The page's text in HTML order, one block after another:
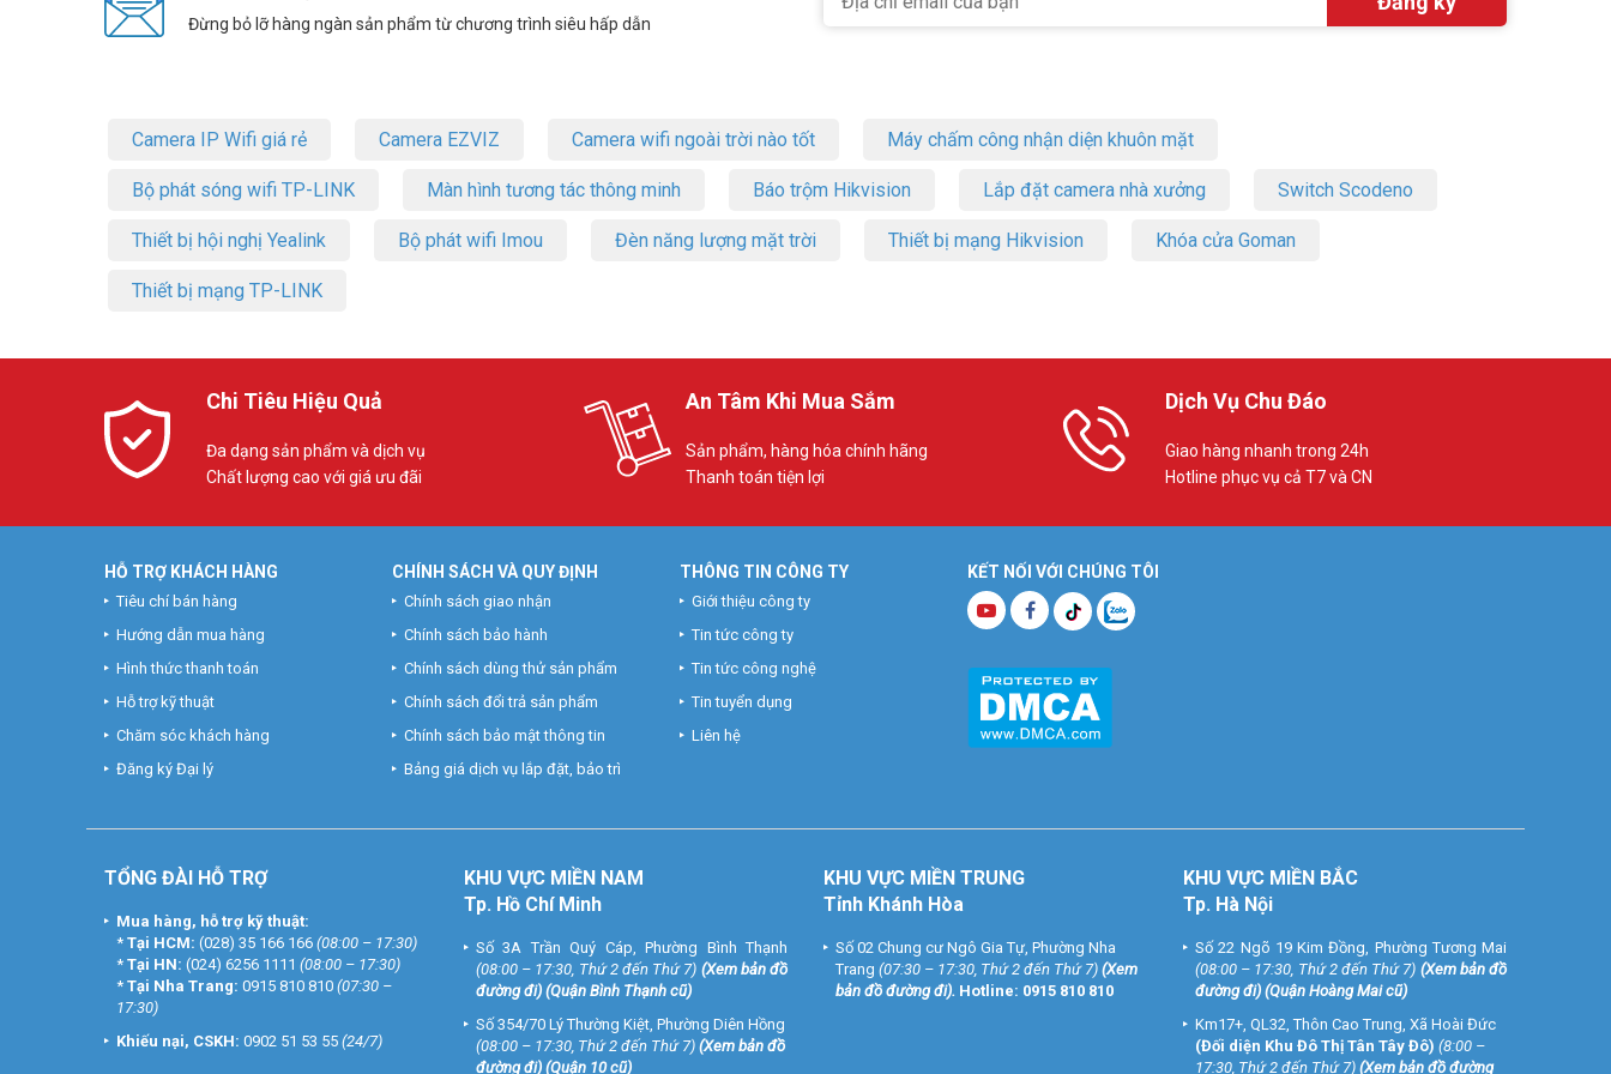
Đừng bỏ lỡ hàng ngàn sản phẩm từ chương trình siêu hấp dẫn
Camera IP Wifi giá rẻ Camera EZVIZ Camera wifi ngoài trời nào tốt Máy chấm công nhận diện khuôn mặt
Bộ phát sóng wifi TP-LINK Màn hình tương tác thông minh Báo trộm Hikvision Lắp đặt camera nhà xưởng Switch Scodeno
Thiết bị hội nghị Yealink Bộ phát wifi Imou Đèn năng lượng mặt trời Thiết bị mạng Hikvision Khóa cửa Goman
Thiết bị mạng TP-LINK
Chi Tiêu Hiệu Quả
Đa dạng sản phẩm và dịch vụ
Chất lượng cao với giá ưu đãi
An Tâm Khi Mua Sắm
Sản phẩm, hàng hóa chính hãng
Thanh toán tiện lợi
Dịch Vụ Chu Đáo
Giao hàng nhanh trong 24h
Hotline phục vụ cả T7 và CN
KẾT NỐI VỚI CHÚNG TÔI
HỖ TRỢ KHÁCH HÀNG
Tiêu chí bán hàng
Hướng dẫn mua hàng
Hình thức thanh toán
Hỗ trợ kỹ thuật
Chăm sóc khách hàng
Đăng ký Đại lý
CHÍNH SÁCH VÀ QUY ĐỊNH
Chính sách giao nhận
Chính sách bảo hành
Chính sách dùng thử sản phẩm
Chính sách đổi trả sản phẩm
Chính sách bảo mật thông tin
Bảng giá dịch vụ lắp đặt, bảo trì
THÔNG TIN CÔNG TY
Giới thiệu công ty
Tin tức công ty
Tin tức công nghệ
Tin tuyển dụng
Liên hệ
TỔNG ĐÀI HỖ TRỢ
Mua hàng, hỗ trợ kỹ thuật:
* Tại HCM: (028) 35 166 166 (08:00 – 17:30)
* Tại HN: (024) 6256 1111 (08:00 – 17:30)
* Tại Nha Trang: 0915 810 810 (07:30 –
17:30)
Khiếu nại, CSKH: 0902 51 53 55 (24/7)
KHU VỰC MIỀN NAM
Tp. Hồ Chí Minh
Số 3A Trần Quý Cáp, Phường Bình Thạnh
(08:00 – 17:30, Thứ 2 đến Thứ 7) (Xem bản đồ
đường đi) (Quận Bình Thạnh cũ)
Số 354/70 Lý Thường Kiệt, Phường Diên Hồng
(08:00 – 17:30, Thứ 2 đến Thứ 7) (Xem bản đồ
đường đi) (Quận 10 cũ)
KHU VỰC MIỀN TRUNG
Tỉnh Khánh Hòa
Số 02 Chung cư Ngô Gia Tự, Phường Nha
Trang (07:30 – 17:30, Thứ 2 đến Thứ 7) (Xem
bản đồ đường đi). Hotline: 0915 810 810
KHU VỰC MIỀN BẮC
Tp. Hà Nội
Số 22 Ngõ 19 Kim Đồng, Phường Tương Mai
(08:00 – 17:30, Thứ 2 đến Thứ 7) (Xem bản đồ
đường đi) (Quận Hoàng Mai cũ)
Km17+, QL32, Thôn Cao Trung, Xã Hoài Đức
(Đối diện Khu Đô Thị Tân Tây Đô) (8:00 –
17:30, Thứ 2 đến Thứ 7) (Xem bản đồ đường